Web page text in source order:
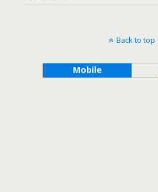
Back to top
Mobile